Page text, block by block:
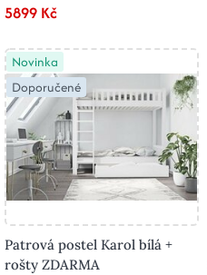
5899 Kč
Novinka
Doporučené
Patrová postel Karol bílá +
rošty ZDARMA